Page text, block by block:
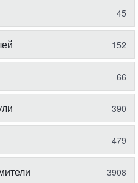
45
152
66
390
479
3908